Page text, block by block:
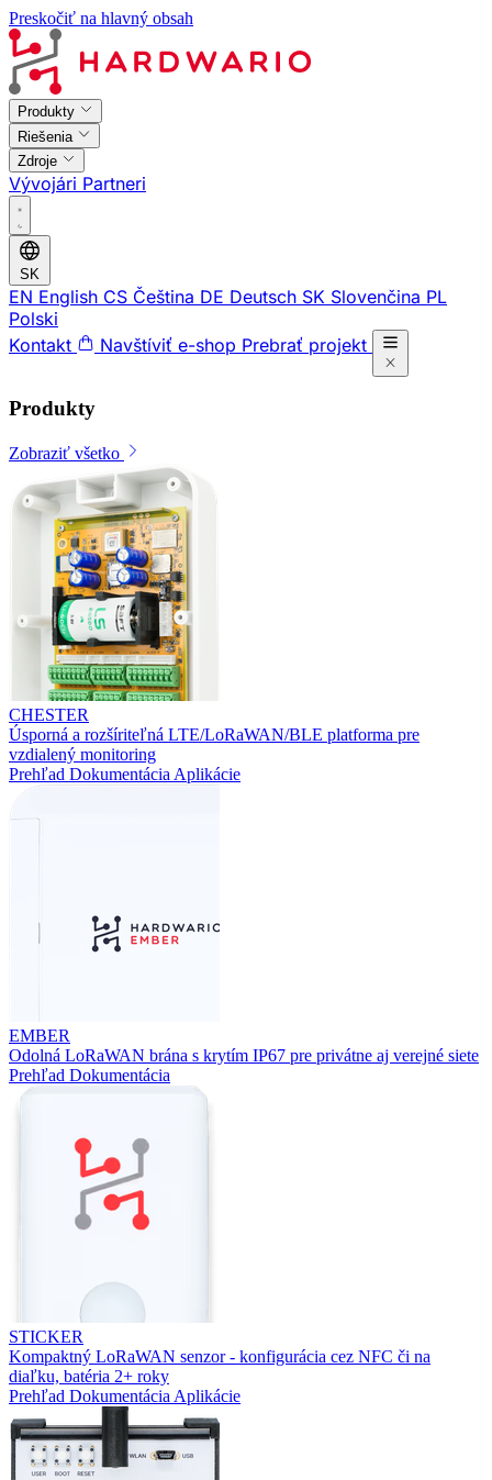
Preskočiť na hlavný obsah
Produkty
Riešenia
Zdroje
Vývojári Partneri
SK
EN English CS Čeština DE Deutsch SK Slovenčina PL
Polski
Kontakt
Navštíviť e-shop Prebrať projekt
Produkty
Zobraziť všetko
CHESTER
Úsporná a rozšíriteľná LTE/LoRaWAN/BLE platforma pre
vzdialený monitoring
Prehľad Dokumentácia Aplikácie
EMBER
Odolná LoRaWAN brána s krytím IP67 pre privátne aj verejné siete
Prehľad Dokumentácia
STICKER
Kompaktný LoRaWAN senzor - konfigurácia cez NFC či na
diaľku, batéria 2+ roky
Prehľad Dokumentácia Aplikácie